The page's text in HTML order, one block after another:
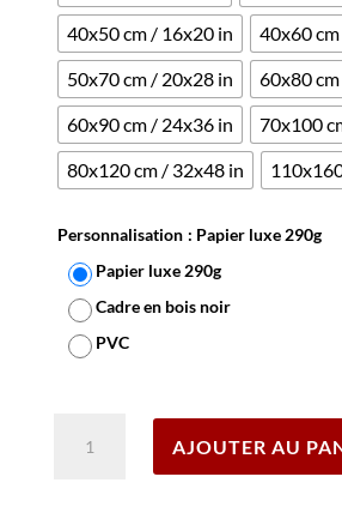
40x50 cm / 16x20 in
40x60
50x70 cm / 20x28 in
60x80
60x90 cm / 24x36 in
70x100
80x120 cm / 32x48 in
Personnalisation : Papier luxe 290g
Papier luxe 290g
Cadre en bois noir
PVC
AJOUTER AU